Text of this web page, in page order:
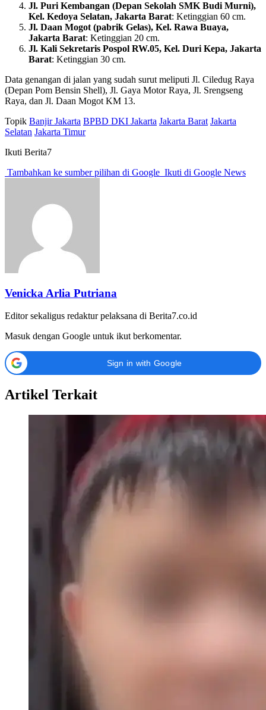
Jl. Puri Kembangan (Depan Sekolah SMK Budi Murni),
Kel. Kedoya Selatan, Jakarta Barat: Ketinggian 60 cm.
Jl. Daan Mogot (pabrik Gelas), Kel. Rawa Buaya,
Jakarta Barat: Ketinggian 20 cm.
Jl. Kali Sekretaris Pospol RW.05, Kel. Duri Kepa, Jakarta
Barat: Ketinggian 30 cm.
Data genangan di jalan yang sudah surut meliputi Jl. Ciledug Raya
(Depan Pom Bensin Shell), Jl. Gaya Motor Raya, Jl. Srengseng
Raya, dan Jl. Daan Mogot KM 13.
Topik Banjir Jakarta BPBD DKI Jakarta Jakarta Barat Jakarta
Selatan Jakarta Timur
Ikuti Berita7
Tambahkan ke sumber pilihan di Google Ikuti di Google News
Venicka Arlia Putriana
Editor sekaligus redaktur pelaksana di Berita7.co.id
Masuk dengan Google untuk ikut berkomentar.
Sign in with Google
Artikel Terkait